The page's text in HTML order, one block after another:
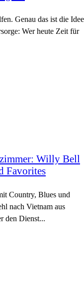
Genau das ist die Idee
Wer heute Zeit für
Willy Bell
Favorites
Country, Blues und
nach Vietnam aus
den Dienst...